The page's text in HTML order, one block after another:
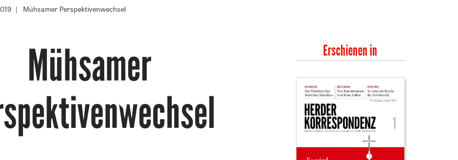
Mühsamer Perspektivenwechsel
Mühsamer
Erschienen in